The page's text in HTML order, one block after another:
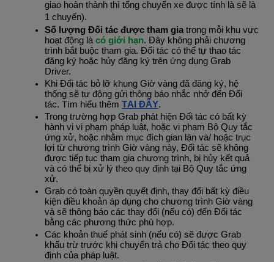
giao hoàn thành thì tổng chuyến xe được tính là sẽ là
1 chuyến).
Số lượng Đối tác được tham gia trong mỗi khu vực
hoạt động là có giới hạn. Đây không phải chương
trình bắt buộc tham gia. Đối tác có thể tự thao tác
đăng ký hoặc hủy đăng ký trên ứng dụng Grab
Driver.
Khi Đối tác bỏ lỡ khung Giờ vàng đã đăng ký, hệ
thống sẽ tự động gửi thông báo nhắc nhở đến Đối
tác. Tìm hiểu thêm TẠI ĐÂY.
Trong trường hợp Grab phát hiện Đối tác có bất kỳ
hành vi vi phạm pháp luật, hoặc vi phạm Bộ Quy tắc
ứng xử, hoặc nhằm mục đích gian lận và/ hoặc trục
lợi từ chương trình Giờ vàng này, Đối tác sẽ không
được tiếp tục tham gia chương trình, bị hủy kết quả
và có thể bị xử lý theo quy định tại Bộ Quy tắc ứng
xử.
Grab có toàn quyền quyết định, thay đổi bất kỳ điều
kiện điều khoản áp dụng cho chương trình Giờ vàng
và sẽ thông báo các thay đổi (nếu có) đến Đối tác
bằng các phương thức phù hợp.
Các khoản thuế phát sinh (nếu có) sẽ được Grab
khấu trừ trước khi chuyển trả cho Đối tác theo quy
định của pháp luật.